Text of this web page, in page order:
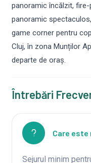
panoramic încălzit,
panoramic
game corner pentru
Cluj, în zona Munților
departe de oraș.
Întrebări
Care este
Sejurul minim